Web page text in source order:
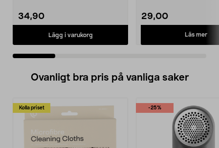
34,90
Lägg i varukorg
29,00
Läs mer
Ovanligt bra pris på vanliga saker
Kolla priset -25%